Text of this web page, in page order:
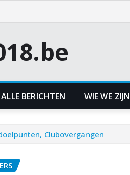
ALLE BERICHTEN WIE WE ZIJN
Clubovergangen